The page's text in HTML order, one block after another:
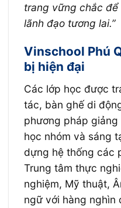
trang vững chắc để
lãnh đạo tương lai.”
Vinschool Phú
bị hiện đại
Các lớp học được
tác, bàn ghế di
phương pháp
học nhóm và sáng
dựng hệ thống các
Trung tâm thực
nghiệm, Mỹ thuật,
ngữ với hàng nghìn